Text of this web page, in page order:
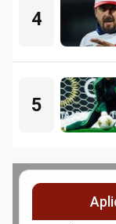
4
5